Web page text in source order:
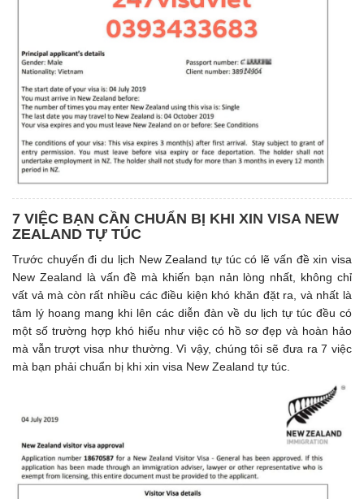
7 VIỆC BẠN CẦN CHUẨN BỊ KHI XIN VISA NEW
ZEALAND TỰ TÚC
Trước chuyến đi du lịch New Zealand tự túc có lẽ vấn đề xin visa
New Zealand là vấn đề mà khiến bạn nản lòng nhất, không chỉ
vất vả mà còn rất nhiều các điều kiện khó khăn đặt ra, và nhất là
tâm lý hoang mang khi lên các diễn đàn về du lịch tự túc đều có
một số trường hợp khó hiểu như việc có hồ sơ đẹp và hoàn hảo
mà vẫn trượt visa như thường. Vì vậy, chúng tôi sẽ đưa ra 7 việc
mà bạn phải chuẩn bị khi xin visa New Zealand tự túc.